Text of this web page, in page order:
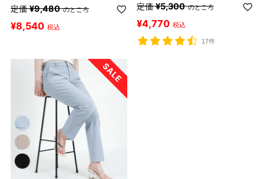
定価 ¥9,480 のところ
¥8,540 税込
定価 ¥5,300 のところ
¥4,770 税込
17件